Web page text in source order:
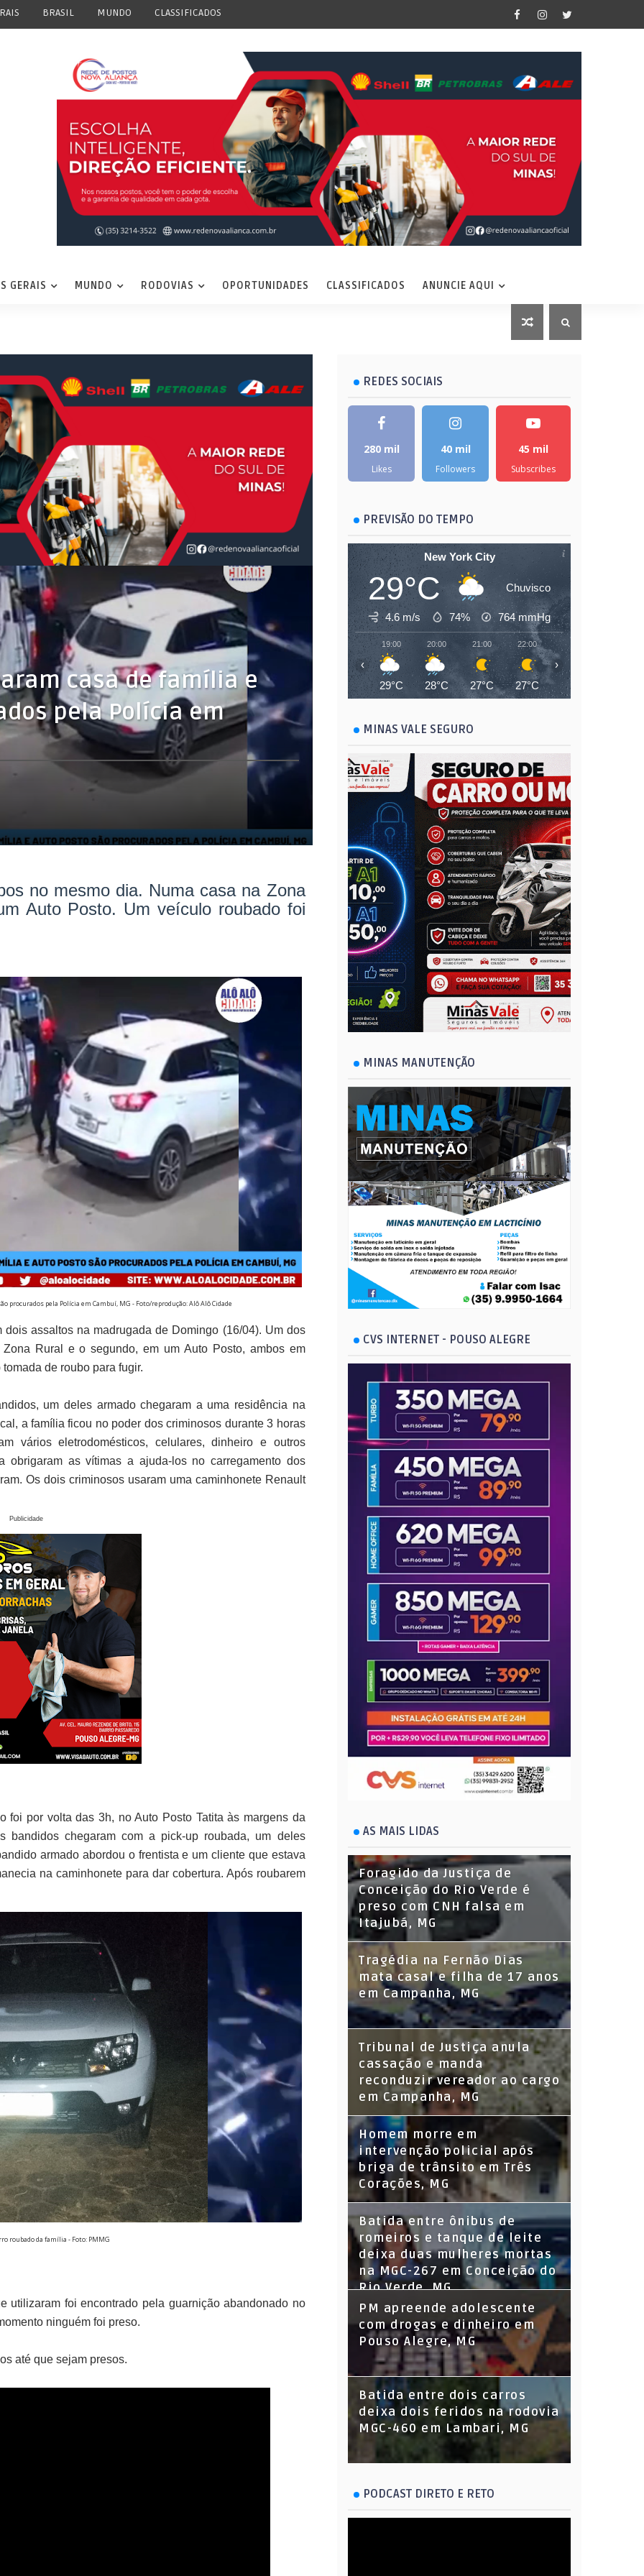
BRASIL MUNDO CLASSIFICADOS
GERAIS MUNDO RODOVIAS OPORTUNIDADES CLASSIFICADOS ANUNCIE AQUI
casa de família e
pela Polícia em
no mesmo dia. Numa casa na Zona
Auto Posto. Um veículo roubado foi
pela Polícia em Cambuí, MG - Foto/reprodução: Alô Alô Cidade
assaltos na madrugada de Domingo (16/04). Um dos
Rural e o segundo, em um Auto Posto, ambos em
de roubo para fugir.
um deles armado chegaram a uma residência na
a família ficou no poder dos criminosos durante 3 horas
vários eletrodomésticos, celulares, dinheiro e outros
obrigaram as vítimas a ajuda-los no carregamento dos
Os dois criminosos usaram uma caminhonete Renault
Publicidade
foi por volta das 3h, no Auto Posto Tatita às margens da
bandidos chegaram com a pick-up roubada, um deles
armado abordou o frentista e um cliente que estava
na caminhonete para dar cobertura. Após roubarem
roubado da família - Foto: PMMG
utilizaram foi encontrado pela guarnição abandonado no
ninguém foi preso.
até que sejam presos.
REDES SOCIAIS
280 mil
Likes
40 mil
Followers
45 mil
Subscribes
PREVISÃO DO TEMPO
New York City
29°C Chuvisco
4.6 m/s 74% 764mmHg
19:00
29°C
20:00
28°C
21:00
27°C
22:00
27°C
23:00
26°C
‹ ›
MINAS VALE SEGURO
MINAS MANUTENÇÃO
CVS INTERNET - POUSO ALEGRE
AS MAIS LIDAS
Foragido da Justiça de
Conceição do Rio Verde é
preso com CNH falsa em
Itajubá, MG
Tragédia na Fernão Dias
mata casal e filha de 17 anos
em Campanha, MG
Tribunal de Justiça anula
cassação e manda
reconduzir vereador ao cargo
em Campanha, MG
Homem morre em
intervenção policial após
briga de trânsito em Três
Corações, MG
Batida entre ônibus de
romeiros e tanque de leite
deixa duas mulheres mortas
na MGC-267 em Conceição do
Rio Verde, MG
PM apreende adolescente
com drogas e dinheiro em
Pouso Alegre, MG
Batida entre dois carros
deixa dois feridos na rodovia
MGC-460 em Lambari, MG
PODCAST DIRETO E RETO